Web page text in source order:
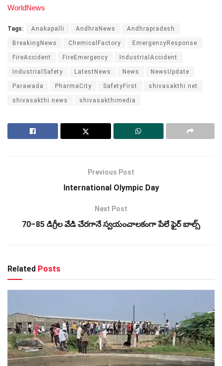
WorldNews
Tags: Anakapalli AndhraNews Andhrapradesh
BreakingNews ChemicalFactory EmergencyResponse
FireAccident FireEmergency IndustrialAccident
IndustrialSafety LatestNews News NewsUpdate
Parawada PharmaCity SafetyFirst shivasakthi net
shivasakthi news shivasakthimedia
Previous Post
International Olympic Day
Next Post
70–85 డిగ్రీల వేడి చేరగానే స్వయంచాలకంగా పేలే ఫైర్ బాల్స్
Related Posts